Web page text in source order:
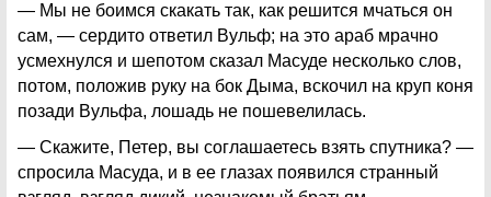
— Мы не боимся скакать так, как решится мчаться он
сам, — сердито ответил Вульф; на это араб мрачно
усмехнулся и шепотом сказал Масуде несколько слов,
потом, положив руку на бок Дыма, вскочил на круп коня
позади Вульфа, лошадь не пошевелилась.
— Скажите, Петер, вы соглашаетесь взять спутника? —
спросила Масуда, и в ее глазах появился странный